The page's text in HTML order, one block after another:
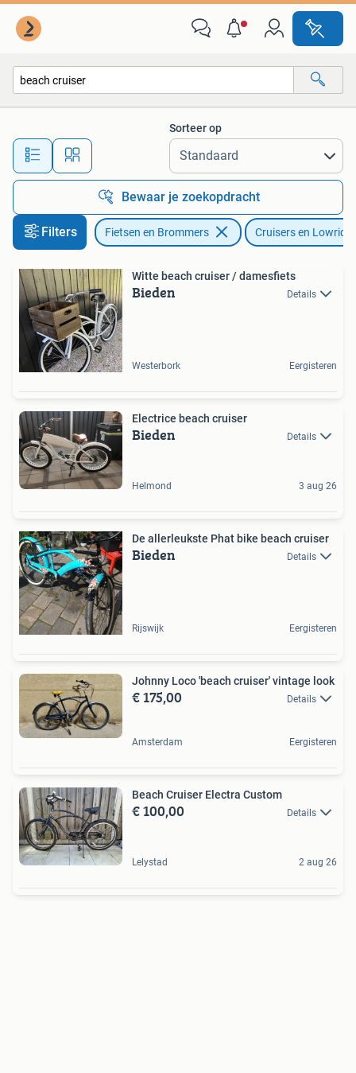
Alle afstanden…
Sorteer op
Bewaar je zoekopdracht
Filters Fietsen en Brommers Cruisers en
Witte beach cruiser / damesfiets
Bieden Details
Westerbork Eergisteren
Electrice beach cruiser
Bieden Details
Helmond 3 aug 26
De allerleukste Phat bike beach cruiser
Bieden Details
Rijswijk Eergisteren
Johnny Loco 'beach cruiser' vintage look
€ 175,00 Details
Amsterdam Eergisteren
Beach Cruiser Electra Custom
€ 100,00 Details
Lelystad 2 aug 26